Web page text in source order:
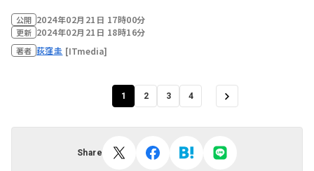
公開 2024年02月21日 17時00分
更新 2024年02月21日 18時16分
著者 荻窪圭 [ITmedia]
1 2 3 4
Share